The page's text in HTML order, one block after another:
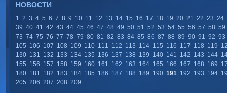
НОВОСТИ
1 2 3 4 5 6 7 8 9 10 11 12 13 14 15 16 17 18 19 20 21 22 23 24
39 40 41 42 43 44 45 46 47 48 49 50 51 52 53 54 55 56 57 58 59
73 74 75 76 77 78 79 80 81 82 83 84 85 86 87 88 89 90 91 92 93
105 106 107 108 109 110 111 112 113 114 115 116 117 118 119
130 131 132 133 134 135 136 137 138 139 140 141 142 143 144
155 156 157 158 159 160 161 162 163 164 165 166 167 168 169
180 181 182 183 184 185 186 187 188 189 190 191 192 193 194
205 206 207 208 209